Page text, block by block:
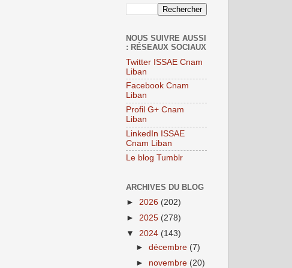
NOUS SUIVRE AUSSI
: RÉSEAUX SOCIAUX
Twitter ISSAE Cnam
Liban
Facebook Cnam
Liban
Profil G+ Cnam
Liban
LinkedIn ISSAE
Cnam Liban
Le blog Tumblr
ARCHIVES DU BLOG
► 2026 (202)
► 2025 (278)
▼ 2024 (143)
►décembre (7)
► novembre (20)